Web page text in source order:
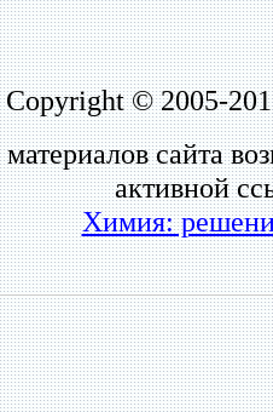
Copyright © 2005-
сайта
активной
Химия: